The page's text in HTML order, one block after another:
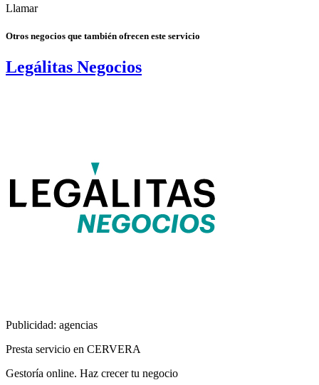
Llamar
Otros negocios que también ofrecen este servicio
Legálitas Negocios
Publicidad: agencias
Presta servicio en CERVERA
Gestoría online. Haz crecer tu negocio